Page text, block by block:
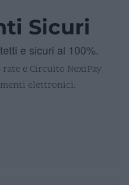
Sicuri
e sicuri al 100%.
rate e Circuito NexiPay
elettronici.